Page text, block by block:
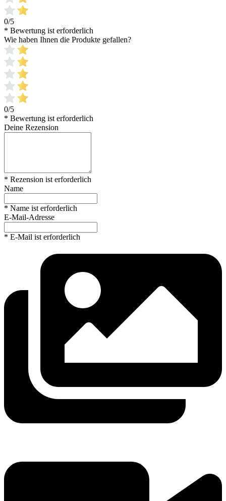
0/5
* Bewertung ist erforderlich
Wie haben Ihnen die Produkte gefallen?
0/5
* Bewertung ist erforderlich
Deine Rezension
* Rezension ist erforderlich
Name
* Name ist erforderlich
E-Mail-Adresse
* E-Mail ist erforderlich